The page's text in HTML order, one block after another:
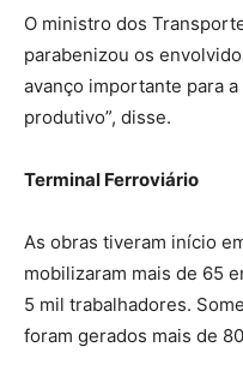
O ministro dos
parabenizou os
avanço importante para
produtivo”, disse.
Terminal Ferroviário
As obras tiveram início
mobilizaram mais de 65
5 mil trabalhadores.
foram gerados mais de